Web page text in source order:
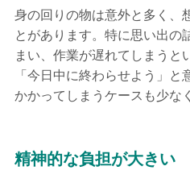
身の回りの物は意外と多く、
とがあります。特に思い出の
まい、作業が遅れてしまうと
「今日中に終わらせよう」
かかってしまうケースも少な
精神的な負担が大きい